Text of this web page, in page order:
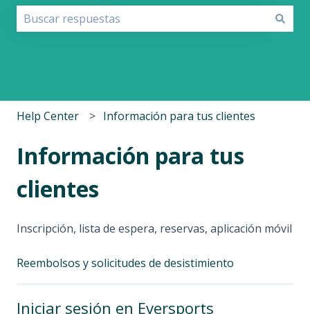
Help Center Información para tus clientes
Información para tus
clientes
Inscripción, lista de espera, reservas, aplicación móvil
Reembolsos y solicitudes de desistimiento
Iniciar sesión en Eversports